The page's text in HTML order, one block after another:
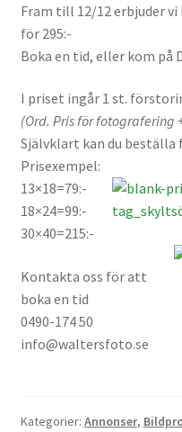
Videoöverföring /
Tackkort
Almanacka / Kalender
Fototryck
Rädda dina raderade bilder
Skyltmaterial /
Fram till 12/12 erbjuder
för 295:-
Boka en tid, eller kom på
I priset ingår 1 st.
(Ord. Pris för fotografering
Självklart kan du
Prisexempel:
13×18=79:-
18×24=99:-
30×40=215:-
Kontakta oss för att
boka en tid
0490-174 50
info@waltersfoto.se
Kategorier: Annonser,